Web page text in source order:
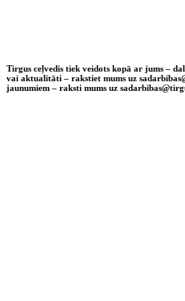
Tirgus ceļvedis tiek veidots kopā ar jums –
vai aktualitāti – rakstiet mums uz
jaunumiem – raksti mums uz